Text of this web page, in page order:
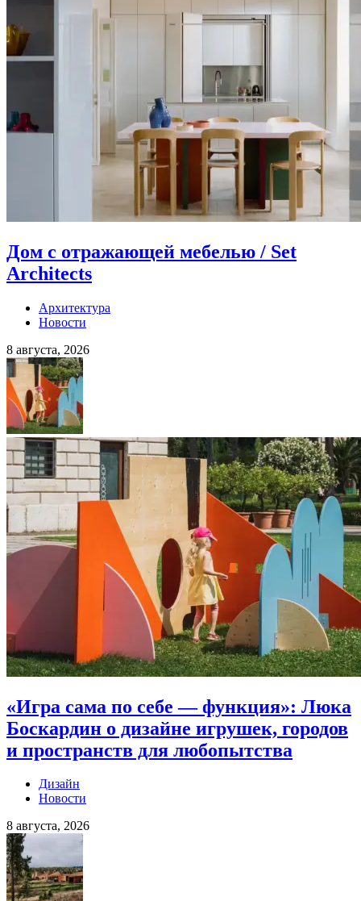
Дом с отражающей мебелью / Set
Architects
Архитектура
Новости
8 августа, 2026
«Игра сама по себе — функция»: Люка
Боскардин о дизайне игрушек, городов
и пространств для любопытства
Дизайн
Новости
8 августа, 2026